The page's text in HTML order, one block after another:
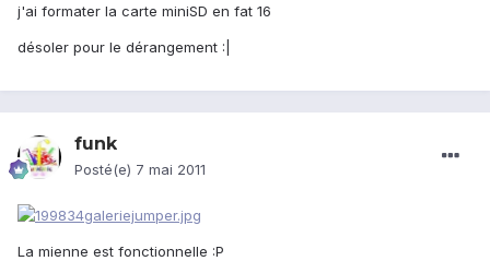
j'ai formater la carte miniSD en fat 16
désoler pour le dérangement :|
funk
Posté(e) 7 mai 2011
La mienne est fonctionnelle :P